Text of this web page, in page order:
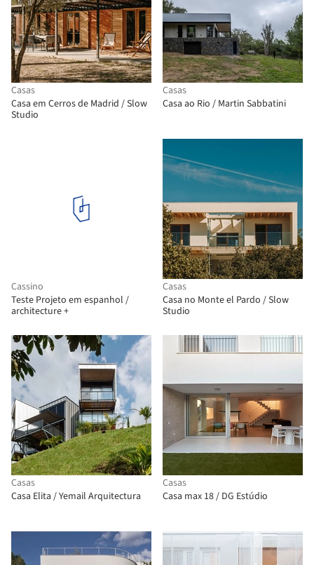
Casas
Casa em Cerros de Madrid / Slow
Studio
Casas
Casa ao Rio / Martin Sabbatini
Cassino
Teste Projeto em espanhol /
architecture +
Casas
Casa no Monte el Pardo / Slow
Studio
Casas
Casa Elita / Yemail Arquitectura
Casas
Casa max 18 / DG Estúdio